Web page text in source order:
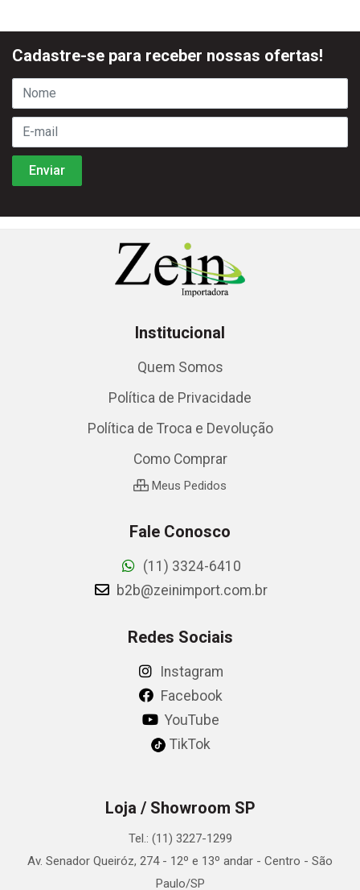
Cadastre-se para receber nossas ofertas!
Institucional
Quem Somos
Política de Privacidade
Política de Troca e Devolução
Como Comprar
Meus Pedidos
Fale Conosco
(11) 3324-6410
b2b@zeinimport.com.br
Redes Sociais
Instagram
Facebook
YouTube
TikTok
Loja / Showroom SP
Tel.: (11) 3227-1299
Av. Senador Queiróz, 274 - 12º e 13º andar - Centro - São
Paulo/SP